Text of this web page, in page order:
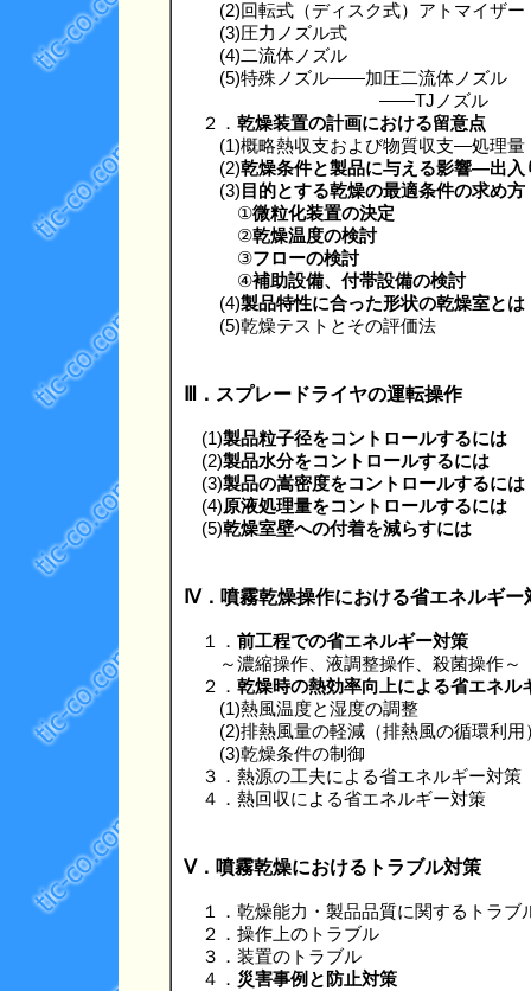
(2)回転式（ディスク式）アトマイザー
(3)圧力ノズル式
(4)二流体ノズル
(5)特殊ノズル――加圧二流体ノズル
――TJノズル
２． 乾燥装置の計画における留意点
(1)概略熱収支および物質収支―処理量
(2)乾燥条件と製品に与える影響―出入
(3) 目的とする乾燥の最適条件の求め方
①微粒化装置の決定
②乾燥温度の検討
③フローの検討
④補助設備、付帯設備の検討
(4)製品特性に合った形状の乾燥室とは
(5)乾燥テストとその評価法
Ⅲ．スプレードライヤの運転操作
(1)製品粒子径をコントロールするには
(2)製品水分をコントロールするには
(3)製品の嵩密度をコントロールするには
(4)原液処理量をコントロールするには
(5)乾燥室壁への付着を減らすには
Ⅳ．噴霧乾燥操作における省エネルギー
１． 前工程での省エネルギー対策
～濃縮操作、液調整操作、殺菌操作～
２． 乾燥時の熱効率向上による省エネル
(1)熱風温度と湿度の調整
(2)排熱風量の軽減（排熱風の循環利用
(3)乾燥条件の制御
３．熱源の工夫による省エネルギー対策
４．熱回収による省エネルギー対策
Ⅴ．噴霧乾燥におけるトラブル対策
１．乾燥能力・製品品質に関するトラブ
２．操作上のトラブル
３．装置のトラブル
４． 災害事例と防止対策